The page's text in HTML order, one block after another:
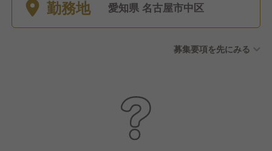
（6か月勤務で10日支給）
勤務地 愛知県 名古屋市中区
募集要項を先にみる